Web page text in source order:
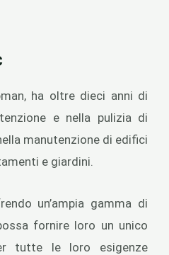
ha oltre dieci anni di
e nella pulizia di
manutenzione di edifici
e giardini.
un’ampia gamma di
fornire loro un unico
tutte le loro esigenze